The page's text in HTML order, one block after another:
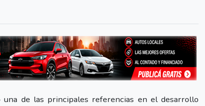
de las principales referencias en el desarrollo